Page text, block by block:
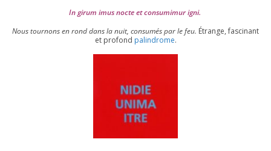
In girum imus nocte et consu­mi­mur igni.
Nous tour­nons en rond dans la nuit, consu­més par le feu. Étrange, fas­ci­nant
et pro­fond palin­drome.